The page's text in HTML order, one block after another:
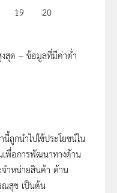
20
ข้อมูลที่มีค่าต่ำ
ำไปใช้ประโยชน์ใน
เพื่อการพัฒนาทางด้าน
ำหน่ายสินค้า ด้าน
ณสุข เป็นต้น